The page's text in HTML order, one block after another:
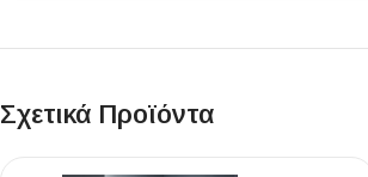
Σχετικά Προϊόντα